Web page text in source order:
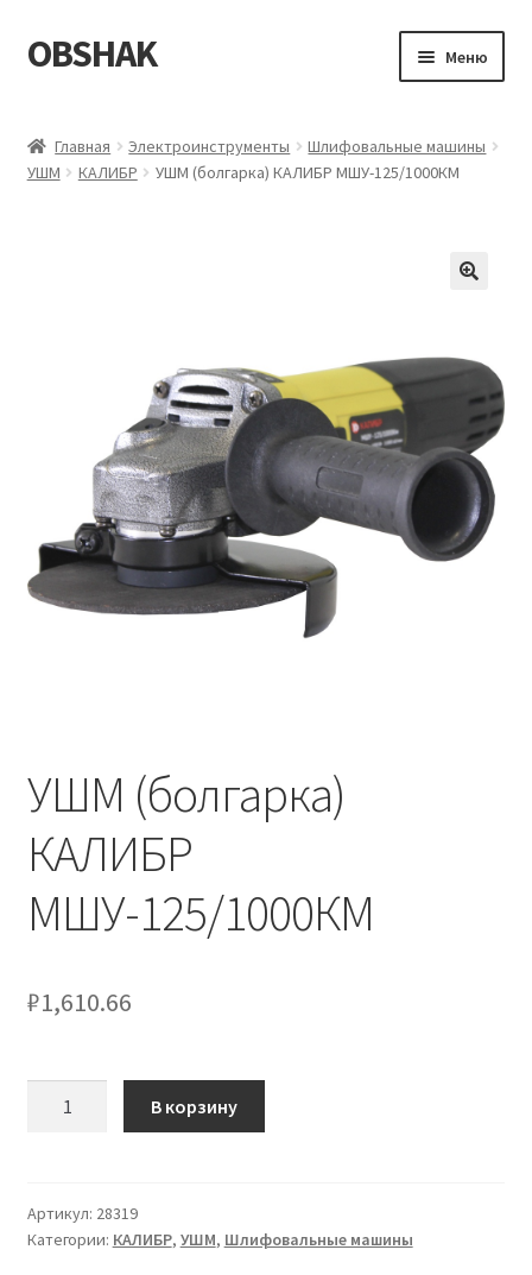
Перейти
к
Перейти
к
OBSHAK Меню
Категории
Оформление заказа
Пример страницы
Главная Электроинструменты
Шлифовальные машины
УШМ
КАЛИБР УШМ (болгарка) КАЛИБР МШУ-125/1000КМ
УШМ (болгарка)
КАЛИБР
МШУ-125/1000КМ
₽1,610.66
КАЛИБР
МШУ-125/1000КМ
В корзину
Артикул: 28319
Категории: КАЛИБР, УШМ, Шлифовальные машины